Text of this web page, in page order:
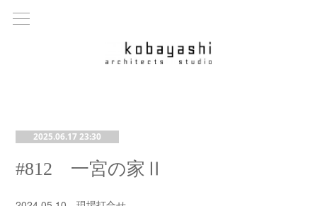
2025.06.17 23:30
#812 一宮の家Ⅱ